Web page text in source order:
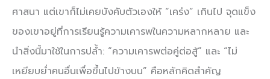
ศาสนา แต่เขาก็ไม่เคยบังคับตัวเองให้ “เคร่ง” เกินไป จุดแข็ง
ของเขาอยู่ที่การเรียนรู้ความเคารพในความหลากหลาย และ
นำสิ่งนี้มาใช้ในการปล้ำ: “ความเคารพต่อคู่ต่อสู้” และ “ไม่
เหยียบย่ำคนอื่นเพื่อขึ้นไปข้างบน” คือหลักคิดสำคัญ